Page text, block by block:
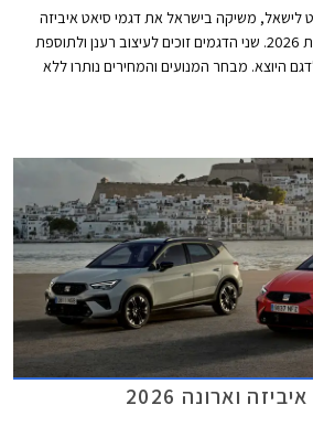
לישאל, משיקה בישראל את דגמי סיאט איביזה
וסיאט ארונה המחודשים לשנת 2026. שני הדגמים זוכים לעיצוב רענן ולתוספת
היוצא. מבחר המנועים והמחירים נותרו ללא
מוצע במחיר התחלתי של 132,900 ₪.
נחשפו דגמי סיאט איביזה וארונה 2026